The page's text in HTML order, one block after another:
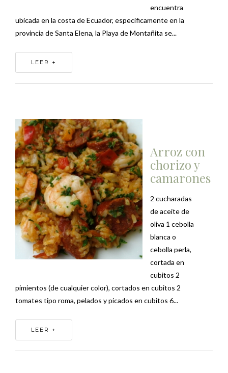
encuentra
ubicada en la costa de Ecuador, específicamente en la
provincia de Santa Elena, la Playa de Montañita se...
LEER +
Arroz con
chorizo y
camarones
2 cucharadas
de aceite de
oliva 1 cebolla
blanca o
cebolla perla,
cortada en
cubitos 2
pimientos (de cualquier color), cortados en cubitos 2
tomates tipo roma, pelados y picados en cubitos 6...
LEER +